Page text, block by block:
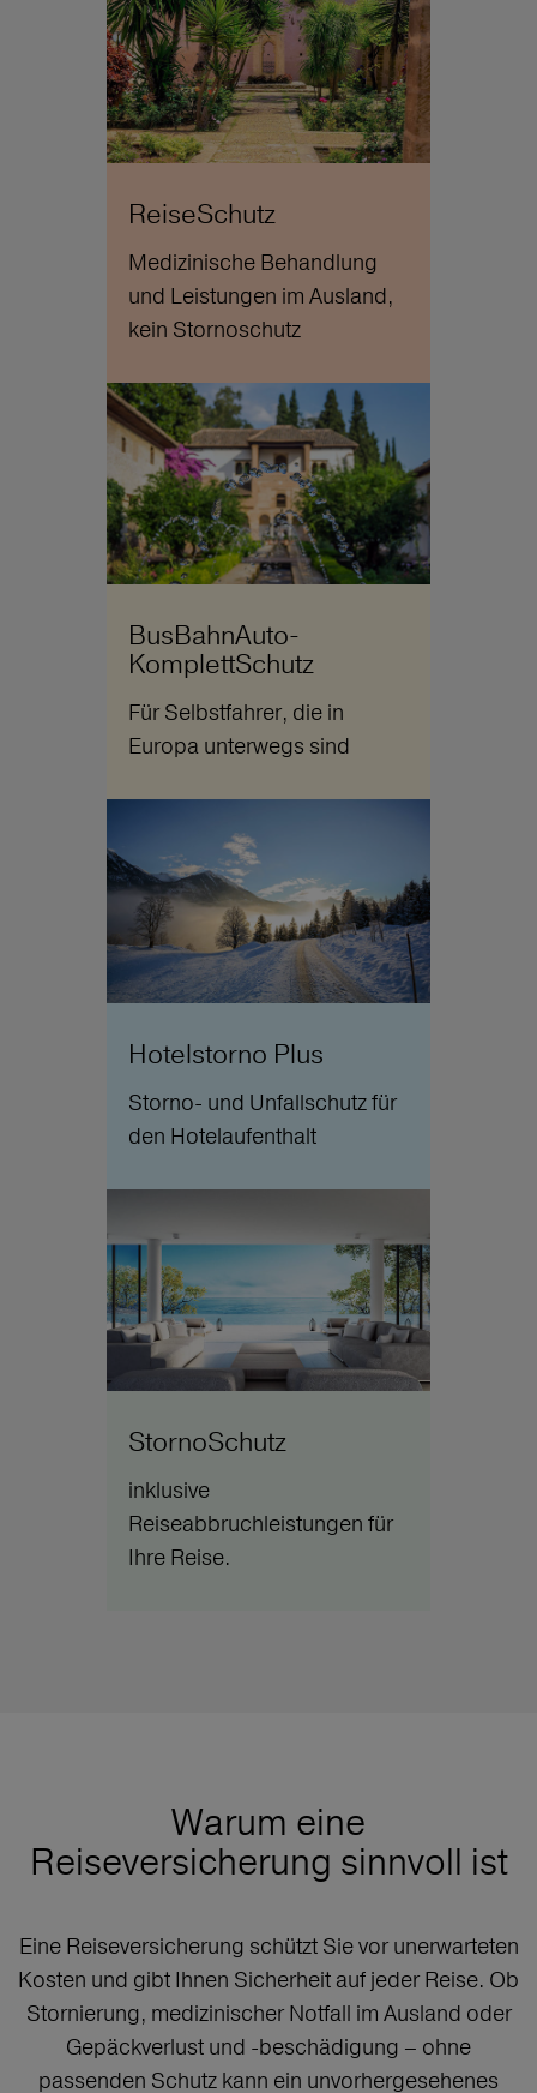
ReiseSchutz
Medizinische Behandlung
und Leistungen im Ausland,
kein Stornoschutz
BusBahnAuto-
KomplettSchutz
Für Selbstfahrer, die in
Europa unterwegs sind
Hotelstorno Plus
Storno- und Unfallschutz für
den Hotelaufenthalt
StornoSchutz
inklusive
Reiseabbruchleistungen für
Ihre Reise.
Warum eine
Reiseversicherung sinnvoll ist
Eine Reiseversicherung schützt Sie vor unerwarteten
Kosten und gibt Ihnen Sicherheit auf jeder Reise. Ob
Stornierung, medizinischer Notfall im Ausland oder
Gepäckverlust und -beschädigung – ohne
passenden Schutz kann ein unvorhergesehenes